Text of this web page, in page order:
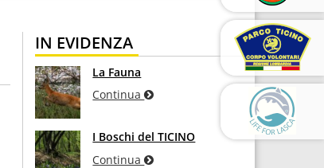
IN EVIDENZA
La Fauna
Continua
I Boschi del TICINO
Continua